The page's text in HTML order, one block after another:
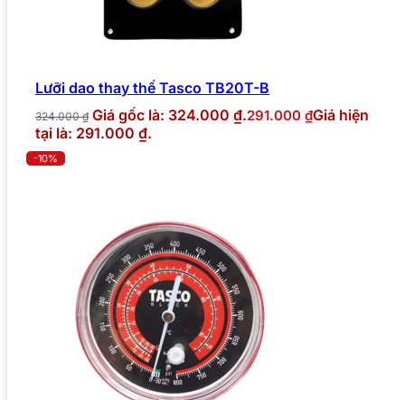
Lưỡi dao thay thế Tasco TB20T-B
324.000₫ Giá gốc là: 324.000 ₫.291.000 ₫Giá hiện
tại là: 291.000 ₫.
-10%